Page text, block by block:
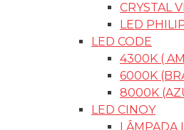
CRYSTAL
LED
LED CODE
4300K (
6000K
8000K
LED CINOY